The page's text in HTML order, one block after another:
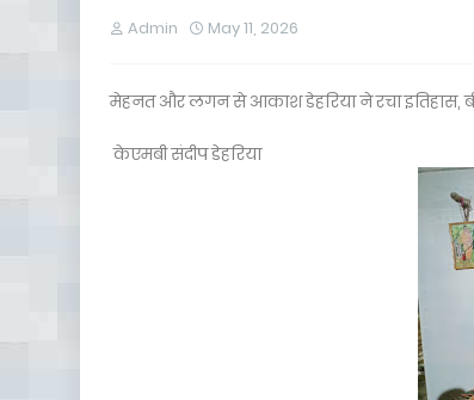
Admin May 11, 2026
मेहनत और लगन से आकाश डेहरिया ने रचा इतिहास,
केएमबी संदीप डेहरिया